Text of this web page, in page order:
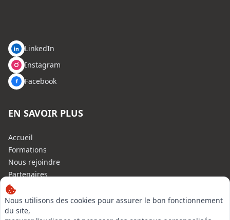
Nous utilisons des cookies pour assurer le bon fonctionnement
du site,
LinkedIn
Instagram
Facebook
EN SAVOIR PLUS
Accueil
Formations
Nous rejoindre
Partenaires
Autres missions
Le C.N.E.
Membre IVSC